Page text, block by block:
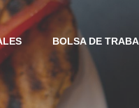
BOLSA DE